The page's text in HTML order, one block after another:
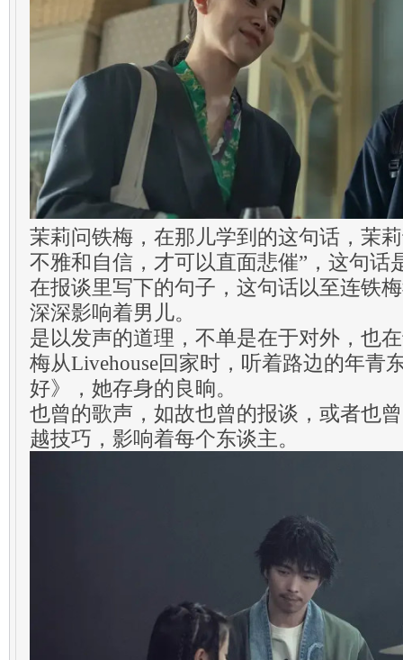
茉莉问铁梅，在那儿学到的这句话，茉
不雅和自信，才可以直面悲催”，这句话
在报谈里写下的句子，这句话以至连铁
深深影响着男儿。
是以发声的道理，不单是在于对外，也
梅从Livehouse回家时，听着路边的年青
好》，她存身的良晌。
也曾的歌声，如故也曾的报谈，或者也
越技巧，影响着每个东谈主。